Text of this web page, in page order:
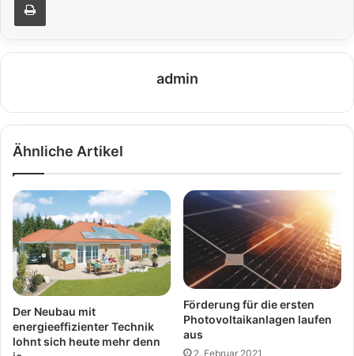
admin
Ähnliche Artikel
Der Neubau mit
energieeffizienter Technik
lohnt sich heute mehr denn
Förderung für die ersten
Photovoltaikanlagen laufen
aus
2. Februar 2021